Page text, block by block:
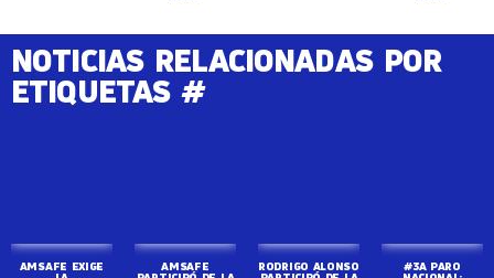
NOTICIAS RELACIONADAS POR
ETIQUETAS #
AMSAFE EXIGE AMSAFE RODRIGO ALONSO #3A PARO